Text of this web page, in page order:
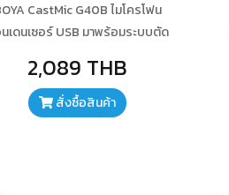
CastMic G40B ไมโครโฟน
เดนเซอร์ USB มาพร้อมระบบตัด
สำหรับเสียบหูฟังมอนิเติร์เสียง
แบบ real time
2,089 THB
สั่งซื้อสินค้า